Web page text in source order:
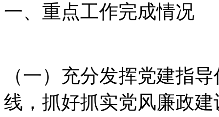
一、重点工作完成情况
（一）充分发挥党建指
线，抓好抓实党风廉政